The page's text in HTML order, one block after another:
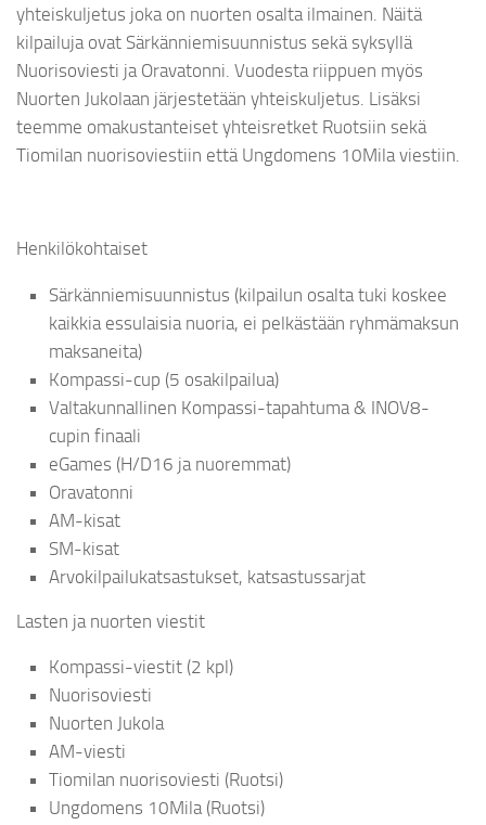
yhteiskuljetus joka on nuorten osalta ilmainen. Näitä
kilpailuja ovat Särkänniemisuunnistus sekä syksyllä
Nuorisoviesti ja Oravatonni. Vuodesta riippuen myös
Nuorten Jukolaan järjestetään yhteiskuljetus. Lisäksi
teemme omakustanteiset yhteisretket Ruotsiin sekä
Tiomilan nuorisoviestiin että Ungdomens 10Mila viestiin.
Henkilökohtaiset
Särkänniemisuunnistus (kilpailun osalta tuki koskee
kaikkia essulaisia nuoria, ei pelkästään ryhmämaksun
maksaneita)
Kompassi-cup (5 osakilpailua)
Valtakunnallinen Kompassi-tapahtuma & INOV8-
cupin finaali
eGames (H/D16 ja nuoremmat)
Oravatonni
AM-kisat
SM-kisat
Arvokilpailukatsastukset, katsastussarjat
Lasten ja nuorten viestit
Kompassi-viestit (2 kpl)
Nuorisoviesti
Nuorten Jukola
AM-viesti
Tiomilan nuorisoviesti (Ruotsi)
Ungdomens 10Mila (Ruotsi)